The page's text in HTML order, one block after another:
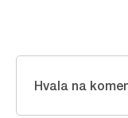
Hvala na